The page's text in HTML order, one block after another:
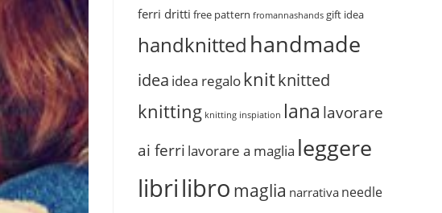
ferri dritti free pattern fromannashands gift idea
handknitted handmade
idea idea regalo knitknitted
knitting knitting inspiation lana lavorare
ai ferri lavorare a maglia leggere
librilibro maglia narrativa needle